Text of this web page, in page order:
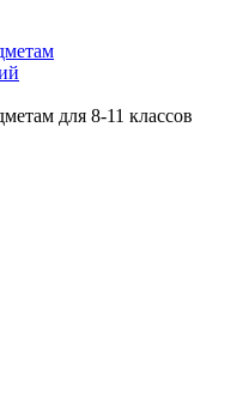
для 8-11 классов